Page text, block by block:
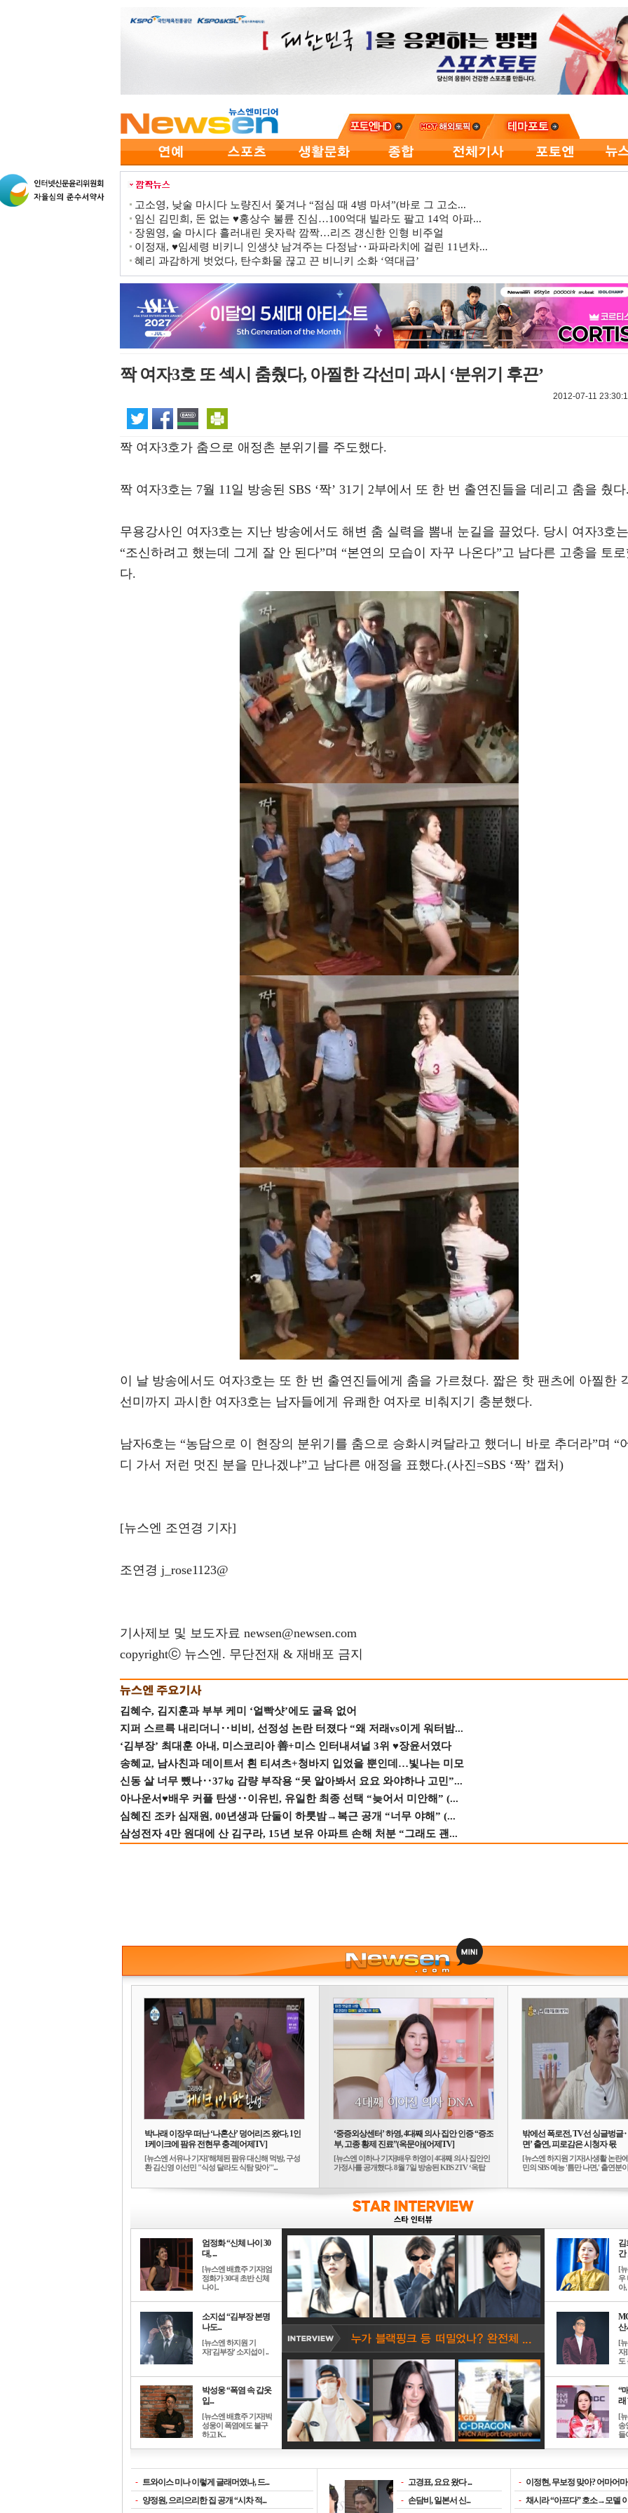
고소영, 낮술 마시다 노량진서 쫓겨나 “점심 때 4병 마셔”(바로 그 고소...
임신 김민희, 돈 없는 ♥홍상수 불륜 진심…100억대 빌라도 팔고 14억 아파...
장원영, 술 마시다 흘러내린 옷자락 깜짝…리즈 갱신한 인형 비주얼
이정재, ♥임세령 비키니 인생샷 남겨주는 다정남‥파파라치에 걸린 11년차...
혜리 과감하게 벗었다, 탄수화물 끊고 끈 비니키 소화 ‘역대급’
짝 여자3호 또 섹시 춤췄다, 아찔한 각선미 과시 ‘분위기 후끈’
2012-07-11
짝 여자3호가 춤으로 애정촌 분위기를 주도했다.
짝 여자3호는 7월 11일 방송된 SBS ‘짝’ 31기 2부에서 또 한 번 출연진들을 데리고 춤을 췄
무용강사인 여자3호는 지난 방송에서도 해변 춤 실력을 뽐내 눈길을 끌었다. 당시 여자3호는
“조신하려고 했는데 그게 잘 안 된다”며 “본연의 모습이 자꾸 나온다”고 남다른 고충을 토
다.
이 날 방송에서도 여자3호는 또 한 번 출연진들에게 춤을 가르쳤다. 짧은 핫 팬츠에 아찔한
선미까지 과시한 여자3호는 남자들에게 유쾌한 여자로 비춰지기 충분했다.
남자6호는 “농담으로 이 현장의 분위기를 춤으로 승화시켜달라고 했더니 바로 추더라”며 “
디 가서 저런 멋진 분을 만나겠냐”고 남다른 애정을 표했다.(사진=SBS ‘짝’ 캡처)
[뉴스엔 조연경 기자]
조연경 j_rose1123@
기사제보 및 보도자료 newsen@newsen.com
copyrightⓒ 뉴스엔. 무단전재 & 재배포 금지
김혜수, 김지훈과 부부 케미 ‘얼빡샷’에도 굴욕 없어
지퍼 스르륵 내리더니‥비비, 선정성 논란 터졌다 “왜 저래vs이게 워터밤...
‘김부장’ 최대훈 아내, 미스코리아 善+미스 인터내셔널 3위 ♥장윤서였다
송혜교, 남사친과 데이트서 흰 티셔츠+청바지 입었을 뿐인데…빛나는 미모
신동 살 너무 뺐나‥37㎏ 감량 부작용 “못 알아봐서 요요 와야하나 고민”...
아나운서♥배우 커플 탄생‥이유빈, 유일한 최종 선택 “늦어서 미안해” (...
심혜진 조카 심재원, 00년생과 단둘이 하룻밤→복근 공개 “너무 야해” (...
삼성전자 4만 원대에 산 김구라, 15년 보유 아파트 손해 처분 “그래도 괜...
박나래 이장우 떠난 ‘나혼산’ 덩어리즈 왔다, 1인
1케이크에 팜유 전현무 충격[어제TV]
[뉴스엔 서유나 기자]'해체된 팜유 대신해 먹방, 구성
환 김신영 이선민 "식성 달라도 식탐 맞아"'...
‘중증외상센터’ 하영, 4대째 의사 집안 인증 “증조
부, 고종 황제 진료”(옥문아)[어제TV]
[뉴스엔 이하나 기자]배우 하영이 4대째 의사 집안인
가정사를 공개했다. 8월 7일 방송된 KBS 2TV ‘옥탑
밖에선 폭로전, TV선 싱글벙글
면’ 출연, 피로감은 시청자 몫
[뉴스엔 하지원 기자]사생활 논란
민의 SBS 예능 '틈만 나면,' 출연분
엄정화 “신체 나이 30
대, ...
[뉴스엔 배효주 기자]엄
정화가 30대 초반 신체
나이..
소지섭 “김부장 본명
나도...
[뉴스엔 하지원 기
자]'김부장' 소지섭이 ..
박성웅 “폭염 속 갑옷
입...
[뉴스엔 배효주 기자]박
성웅이 폭염에도 불구
하고 K..
김
간
[
우
아,
산
[
자
도
“
래
[
송
들
- 트와이스 미나 이렇게 글래머였나, 드...
- 양정원, 으리으리한 집 공개 “시차 적...
- 고경표, 요요 왔다 ...
- 손담비, 일본서 신...
- 이정현, 무보정 맞아? 어마어마
- 채시라 “아프다” 호소→모델